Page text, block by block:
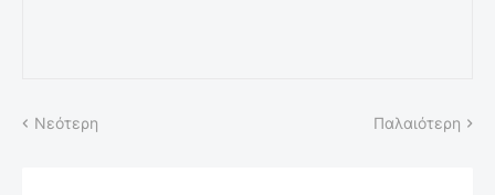
Νεότερη Παλαιότερη